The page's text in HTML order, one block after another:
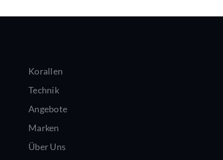
Korallen
Technik
Angebote
Marken
Über Uns